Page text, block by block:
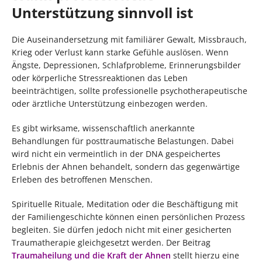
Unterstützung sinnvoll ist
Die Auseinandersetzung mit familiärer Gewalt, Missbrauch,
Krieg oder Verlust kann starke Gefühle auslösen. Wenn
Ängste, Depressionen, Schlafprobleme, Erinnerungsbilder
oder körperliche Stressreaktionen das Leben
beeinträchtigen, sollte professionelle psychotherapeutische
oder ärztliche Unterstützung einbezogen werden.
Es gibt wirksame, wissenschaftlich anerkannte
Behandlungen für posttraumatische Belastungen. Dabei
wird nicht ein vermeintlich in der DNA gespeichertes
Erlebnis der Ahnen behandelt, sondern das gegenwärtige
Erleben des betroffenen Menschen.
Spirituelle Rituale, Meditation oder die Beschäftigung mit
der Familiengeschichte können einen persönlichen Prozess
begleiten. Sie dürfen jedoch nicht mit einer gesicherten
Traumatherapie gleichgesetzt werden. Der Beitrag
Traumaheilung und die Kraft der Ahnen stellt hierzu eine